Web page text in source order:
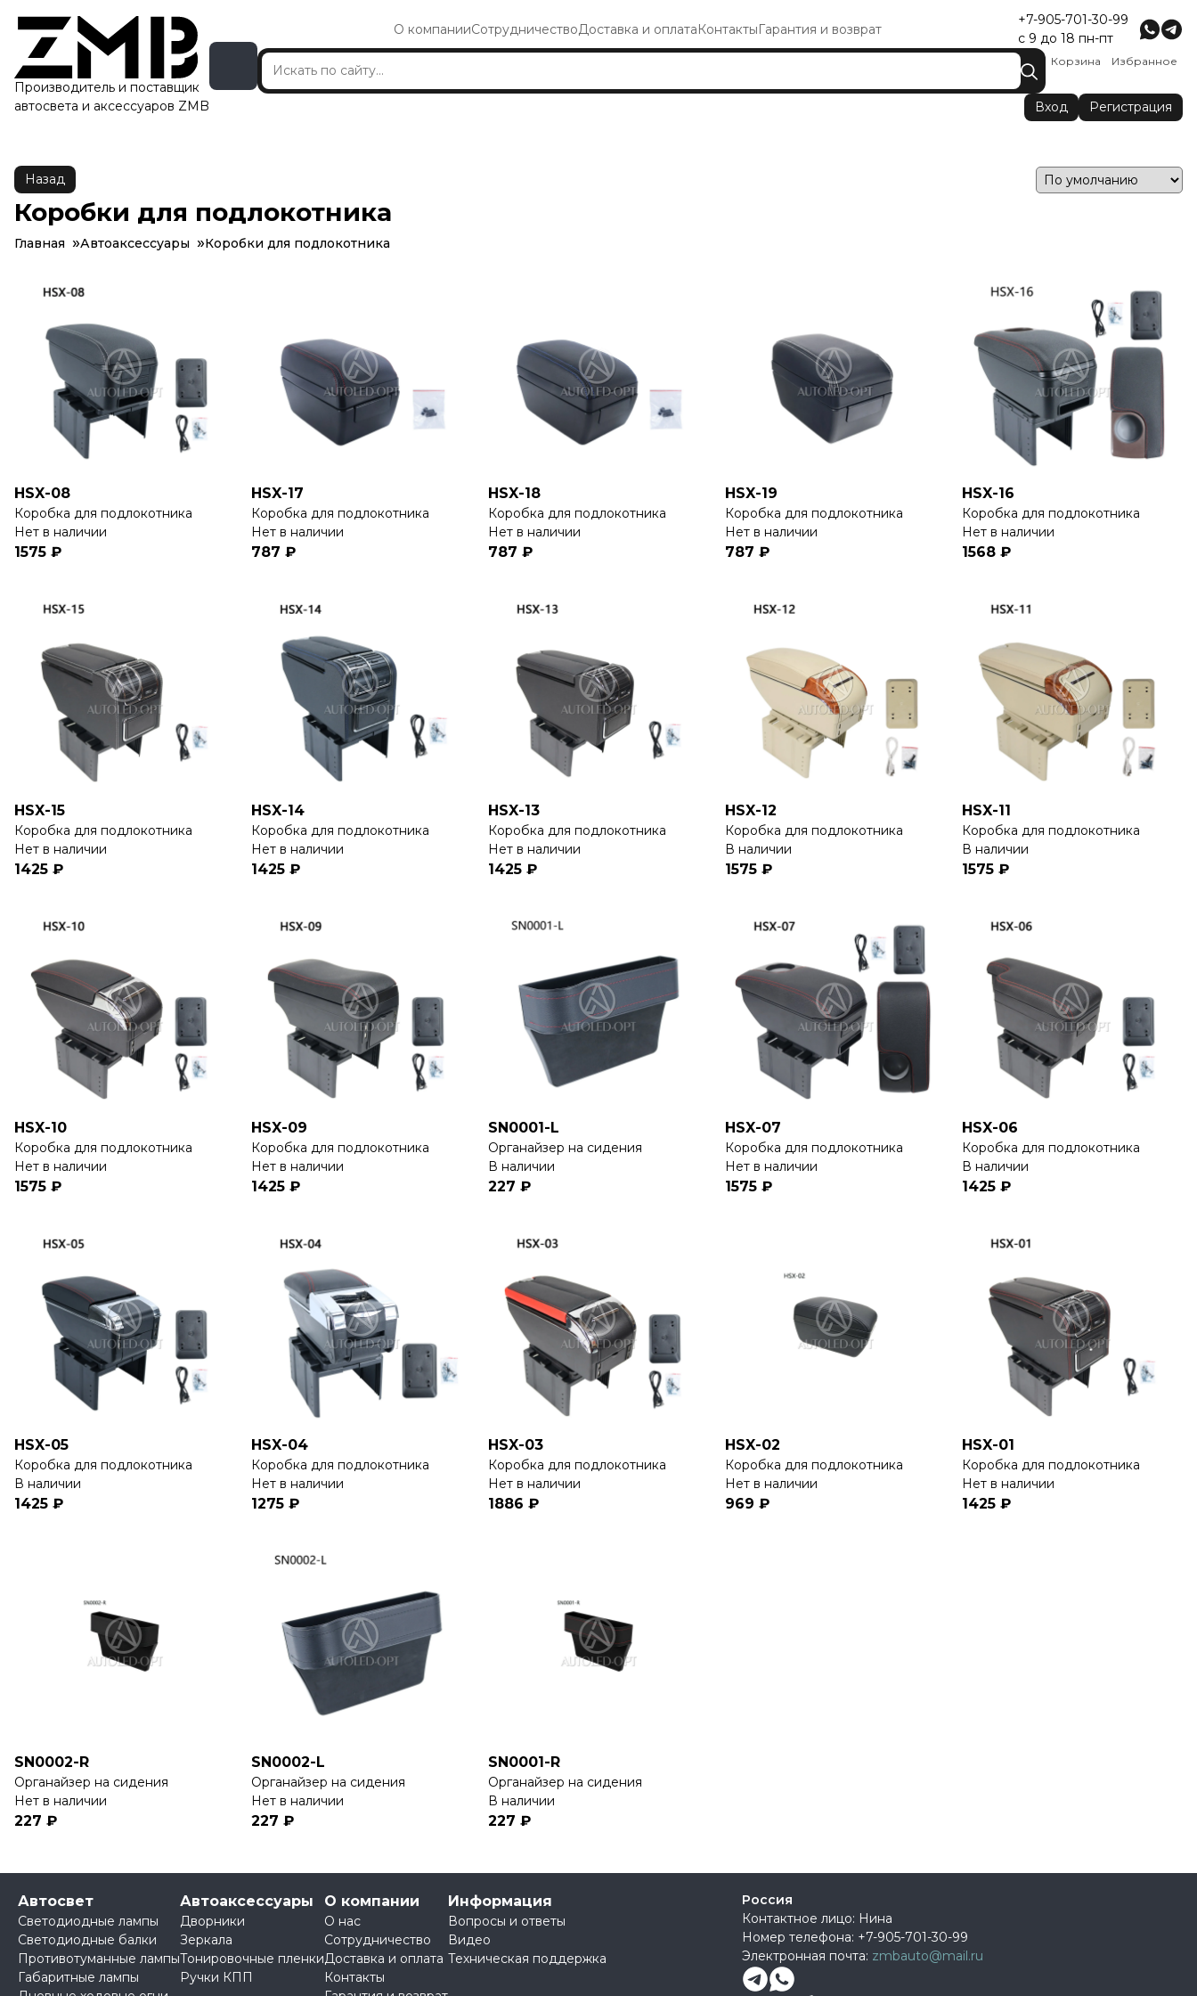
Производитель и поставщик
автосвета и аксессуаров ZMB
О компанииСотрудничествоДоставка и оплатаКонтактыГарантия и возврат
+7-905-701-30-99
с 9 до 18 пн-пт
Корзина Избранное
Вход Регистрация
Назад
Коробки для подлокотника
Главная Автоаксессуары Коробки для подлокотника
HSX-08
Коробка для подлокотника
Нет в наличии
1575 ₽
HSX-17
Коробка для подлокотника
Нет в наличии
787 ₽
HSX-18
Коробка для подлокотника
Нет в наличии
787 ₽
HSX-19
Коробка для подлокотника
Нет в наличии
787 ₽
HSX-16
Коробка для подлокотника
Нет в наличии
1568 ₽
HSX-15
Коробка для подлокотника
Нет в наличии
1425 ₽
HSX-14
Коробка для подлокотника
Нет в наличии
1425 ₽
HSX-13
Коробка для подлокотника
Нет в наличии
1425 ₽
HSX-12
Коробка для подлокотника
В наличии
1575 ₽
HSX-11
Коробка для подлокотника
В наличии
1575 ₽
HSX-10
Коробка для подлокотника
Нет в наличии
1575 ₽
HSX-09
Коробка для подлокотника
Нет в наличии
1425 ₽
SN0001-L
Органайзер на сидения
В наличии
227 ₽
HSX-07
Коробка для подлокотника
Нет в наличии
1575 ₽
HSX-06
Коробка для подлокотника
В наличии
1425 ₽
HSX-05
Коробка для подлокотника
В наличии
1425 ₽
HSX-04
Коробка для подлокотника
Нет в наличии
1275 ₽
HSX-03
Коробка для подлокотника
Нет в наличии
1886 ₽
HSX-02
Коробка для подлокотника
Нет в наличии
969 ₽
HSX-01
Коробка для подлокотника
Нет в наличии
1425 ₽
SN0002-R
Органайзер на сидения
Нет в наличии
227 ₽
SN0002-L
Органайзер на сидения
Нет в наличии
227 ₽
SN0001-R
Органайзер на сидения
В наличии
227 ₽
Автосвет
Светодиодные лампы
Светодиодные балки
Противотуманные лампы
Габаритные лампы
Автоаксессуары
Дворники
Зеркала
Тонировочные пленки
Ручки КПП
О компании
О нас
Сотрудничество
Доставка и оплата
Контакты
Информация
Вопросы и ответы
Видео
Техническая поддержка
Россия
Контактное лицо: Нина
Номер телефона: +7-905-701-30-99
Электронная почта: zmbauto@mail.ru